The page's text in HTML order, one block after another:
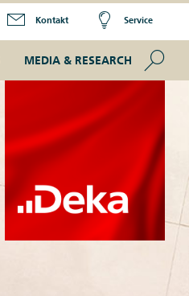
Kontakt Service
MEDIA & RESEARCH